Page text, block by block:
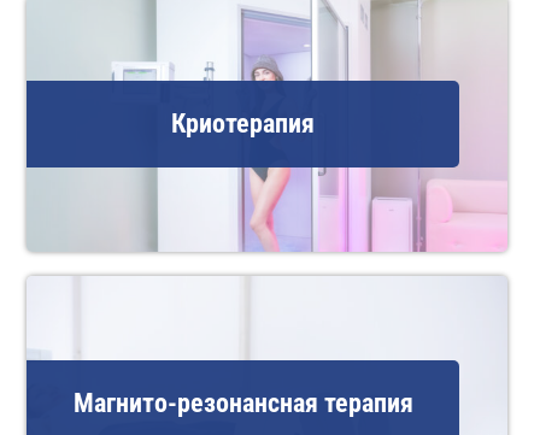
Криотерапия
Магнито-резонансная терапия